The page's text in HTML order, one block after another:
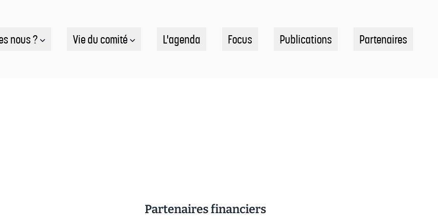
nous ? Vie du comité L'agenda Focus Publications Partenaires
Partenaires financiers